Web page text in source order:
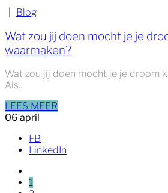
Blog
Wat zou jij doen mocht je je
waarmaken?
Wat zou jij doen mocht je je droom
Als...
LEES MEER
06 april
FB
LinkedIn
1